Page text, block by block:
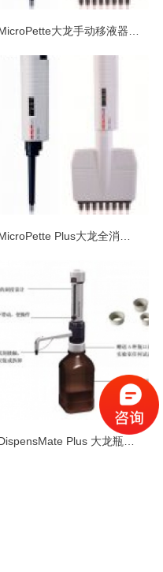
MicroPette大龙手动移液器(可调式&固定式)